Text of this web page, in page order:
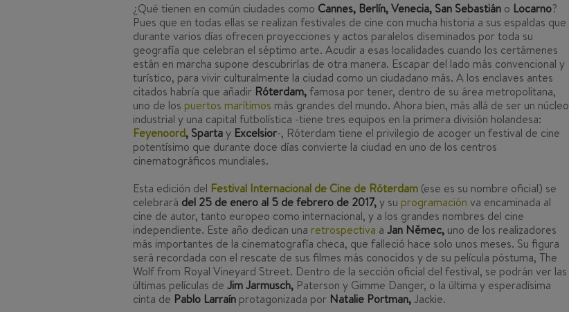
¿Qué tienen en común ciudades como Cannes, Berlín, Venecia, San Sebastián o Locarno?
Pues que en todas ellas se realizan festivales de cine con mucha historia a sus espaldas que
durante varios días ofrecen proyecciones y actos paralelos diseminados por toda su
geografía que celebran el séptimo arte. Acudir a esas localidades cuando los certámenes
están en marcha supone descubrirlas de otra manera. Escapar del lado más convencional y
turístico, para vivir culturalmente la ciudad como un ciudadano más. A los enclaves antes
citados habría que añadir Róterdam,famosa por tener, dentro de su área metropolitana,
uno de los puertos marítimos más grandes del mundo. Ahora bien, más allá de ser un núcleo
industrial y una capital futbolística -tiene tres equipos en la primera división holandesa:
Feyenoord, Spartay Excelsior-, Róterdam tiene el privilegio de acoger un festival de cine
potentísimo que durante doce días convierte la ciudad en uno de los centros
cinematográficos mundiales.
Esta edición del Festival Internacional de Cine de Róterdam (ese es su nombre oficial) se
celebrará del 25 de enero al 5 de febrero de 2017,y su programación va encaminada al
cine de autor, tanto europeo como internacional, y a los grandes nombres del cine
independiente. Este año dedican una retrospectiva a Jan Němec, uno de los realizadores
más importantes de la cinematografía checa, que falleció hace solo unos meses. Su figura
será recordada con el rescate de sus filmes más conocidos y de su película póstuma, The
Wolf from Royal Vineyard Street. Dentro de la sección oficial del festival, se podrán ver las
últimas películas de Jim Jarmusch, Paterson y Gimme Danger, o la última y esperadísima
cinta de Pablo Larraín protagonizada por Natalie Portman,Jackie.